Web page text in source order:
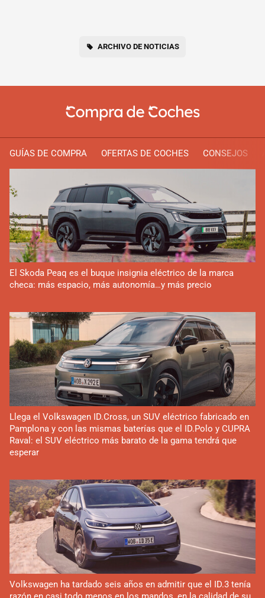
ARCHIVO DE NOTICIAS
GUÍAS DE COMPRA OFERTAS DE COCHES CONSEJOS
El Skoda Peaq es el buque insignia eléctrico de la marca
checa: más espacio, más autonomía…y más precio
Llega el Volkswagen ID.Cross, un SUV eléctrico fabricado en
Pamplona y con las mismas baterías que el ID.Polo y CUPRA
Raval: el SUV eléctrico más barato de la gama tendrá que
esperar
Volkswagen ha tardado seis años en admitir que el ID.3 tenía